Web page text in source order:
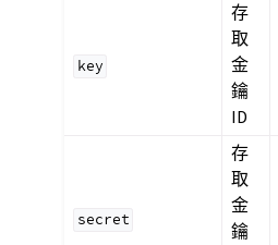
key
存
取
金
鑰
ID
secret
存
取
金
鑰